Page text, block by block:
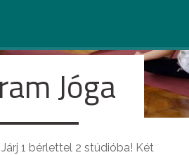
Jóga
1 bérlettel 2 stúdióba! Két